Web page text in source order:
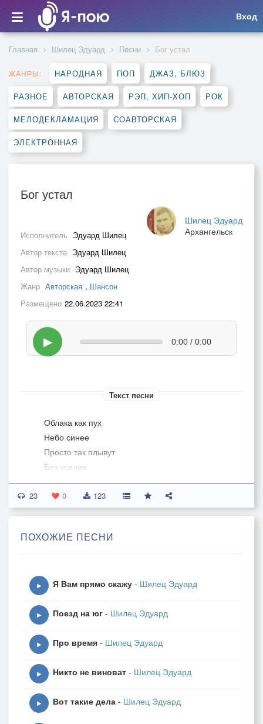
Вход
Главная Шилец Эдуард Песни Бог устал
ЖАНРЫ: НАРОДНАЯ ПОП ДЖАЗ, БЛЮЗ
РАЗНОЕ АВТОРСКАЯ РЭП, ХИП-ХОП РОК
МЕЛОДЕКЛАМАЦИЯ СОАВТОРСКАЯ
ЭЛЕКТРОННАЯ
Бог устал
Шилец Эдуард
Архангельск
Исполнитель Эдуард Шилец
Автор текста Эдуард Шилец
Автор музыки Эдуард Шилец
Жанр Авторская , Шансон
Размещено 22.06.2023 22:41
▶ 0:00 / 0:00
Текст песни
Облака как пух
Небо синее
Просто так плывут
Без усилия
Вновь душа вздохнёт
И обманется
Боль останется
Нехорошая
Дело прошлое
Не пристало мне
Всё прошло,а жизнь
23 0 123
ПОХОЖИЕ ПЕСНИ
▶ Я Вам прямо скажу - Шилец Эдуард
▶ Поезд на юг - Шилец Эдуард
▶ Про время - Шилец Эдуард
▶ Никто не виноват - Шилец Эдуард
▶ Вот такие дела - Шилец Эдуард